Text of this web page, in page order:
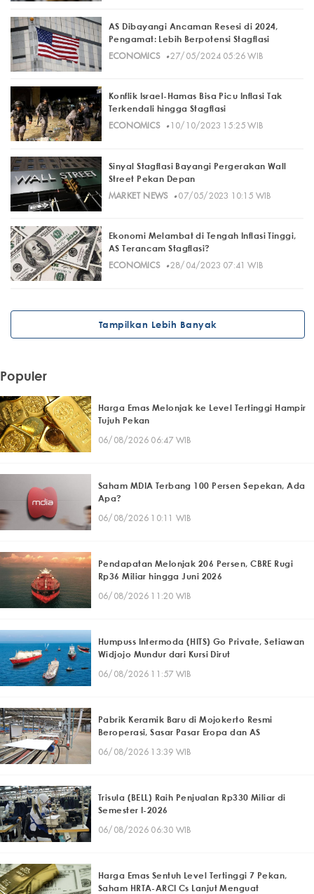
AS Dibayangi Ancaman Resesi di 2024,
Pengamat: Lebih Berpotensi Stagflasi
ECONOMICS· 27/05/2024 05:26 WIB
Konflik Israel-Hamas Bisa Picu Inflasi Tak
Terkendali hingga Stagflasi
ECONOMICS· 10/10/2023 15:25 WIB
Sinyal Stagflasi Bayangi Pergerakan Wall
Street Pekan Depan
MARKET NEWS· 07/05/2023 10:15 WIB
Ekonomi Melambat di Tengah Inflasi Tinggi,
AS Terancam Stagflasi?
ECONOMICS· 28/04/2023 07:41 WIB
Tampilkan Lebih Banyak
Populer
Harga Emas Melonjak ke Level Tertinggi Hampir
Tujuh Pekan
06/08/2026 06:47 WIB
Saham MDIA Terbang 100 Persen Sepekan, Ada
Apa?
06/08/2026 10:11 WIB
Pendapatan Melonjak 206 Persen, CBRE Rugi
Rp36 Miliar hingga Juni 2026
06/08/2026 11:20 WIB
Humpuss Intermoda (HITS) Go Private, Setiawan
Widjojo Mundur dari Kursi Dirut
06/08/2026 11:57 WIB
Pabrik Keramik Baru di Mojokerto Resmi
Beroperasi, Sasar Pasar Eropa dan AS
06/08/2026 13:39 WIB
Trisula (BELL) Raih Penjualan Rp330 Miliar di
Semester I-2026
06/08/2026 06:30 WIB
Harga Emas Sentuh Level Tertinggi 7 Pekan,
Saham HRTA-ARCI Cs Lanjut Menguat